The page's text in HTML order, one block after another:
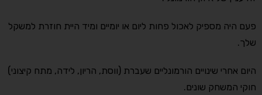
פעם היה מספיק לאכול פחות ליום או יומיים ומיד היית חוזרת למשקל
שלך.
היום אחרי שינויים הורמונליים שעברת (ווסת, הריון, לידה, מתח קיצוני)
חוקי המשחק שונים.